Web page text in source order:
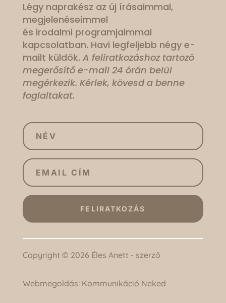
Légy naprakész az új írásaimmal,
megjelenéseimmel
és irodalmi programjaimmal
kapcsolatban. Havi legfeljebb négy e-
mailt küldök. A feliratkozáshoz tartozó
megerősítő e-mail 24 órán belül
megérkezik. Kérlek, kövesd a benne
foglaltakat.
FELIRATKOZÁS
Copyright © 2026 Éles Anett - szerző
Webmegoldás: Kommunikáció Neked